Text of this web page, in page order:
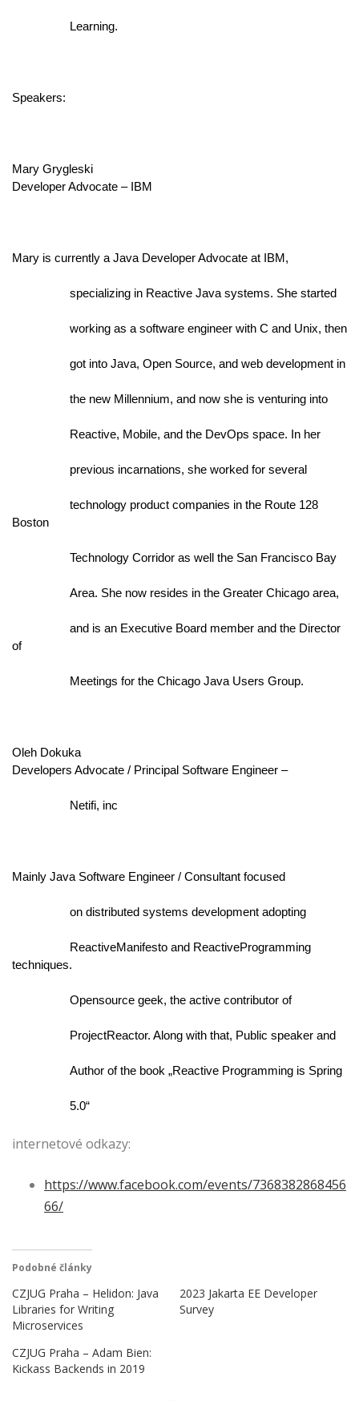
                  Learning.
Speakers:
Mary Grygleski
Developer Advocate – IBM
Mary is currently a Java Developer Advocate at IBM,
                  specializing in Reactive Java systems. She started
                  working as a software engineer with C and Unix, then
                  got into Java, Open Source, and web development in
                  the new Millennium, and now she is venturing into
                  Reactive, Mobile, and the DevOps space. In her
                  previous incarnations, she worked for several
Boston
                  Technology Corridor as well the San Francisco Bay
                  Area. She now resides in the Greater Chicago area,
of
                  Meetings for the Chicago Java Users Group.
Oleh Dokuka
Developers Advocate / Principal Software Engineer –
                  Netifi, inc
Mainly Java Software Engineer / Consultant focused
                  on distributed systems development adopting
techniques.
                  Opensource geek, the active contributor of
                  ProjectReactor. Along with that, Public speaker and
                  Author of the book „Reactive Programming is Spring
                  5.0“
internetové odkazy:
https://www.facebook.com/events/7368382868456
66/
Podobné články
CZJUG Praha – Helidon: Java
Libraries for Writing
Microservices
2023 Jakarta EE Developer
Survey
CZJUG Praha – Adam Bien:
Kickass Backends in 2019